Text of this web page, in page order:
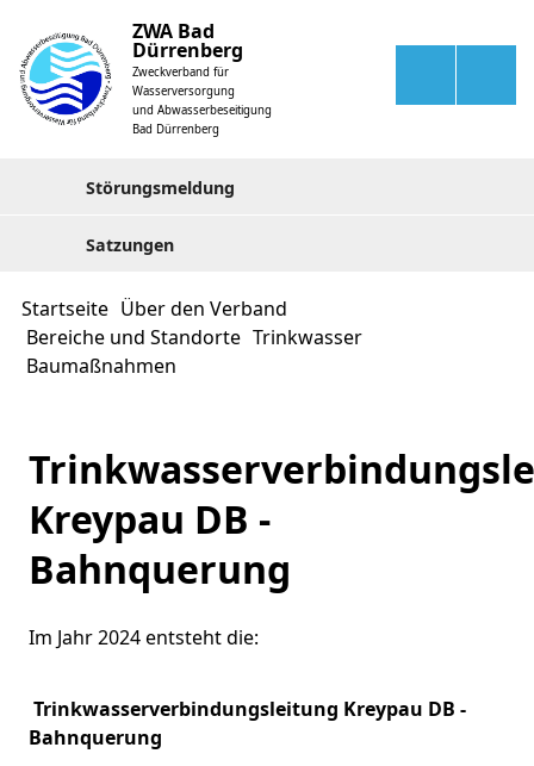
ZWA Bad
Dürrenberg
Zweckverband für
Wasserversorgung
und Abwasserbeseitigung
Bad Dürrenberg
Störungsmeldung
Satzungen
Startseite Über den Verband
Bereiche und Standorte Trinkwasser
Baumaßnahmen
Kreypau DB -
Bahnquerung
Im Jahr 2024 entsteht die:
Trinkwasserverbindungsleitung Kreypau DB -
Bahnquerung